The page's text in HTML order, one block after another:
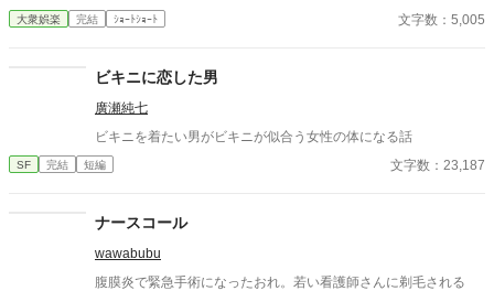
大衆娯楽 完結 ｼｮｰﾄｼｮｰﾄ 文字数：5,005
ビキニに恋した男
廣瀬純七
ビキニを着たい男がビキニが似合う女性の体になる話
SF 完結 短編 文字数：23,187
ナースコール
wawabubu
腹膜炎で緊急手術になったおれ。若い看護師さんに剃毛される